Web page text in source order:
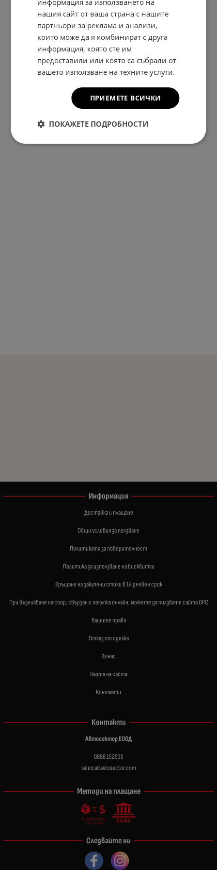
На страница по:
Информация
Доставка и плащане
Общи условия за ползване
Политиката за поверителност
Политика за използване на бисквитки
Връщане на закупени стоки в 14 дневен срок
При възникване на спор, свързан с покупка онлайн, можете да ползвате сайта ОРС
Вашите права
Отказ от сделка
За нас
Карта на сайта
Контакти
Контакти
Автосектор ЕООД
0888 152535
sales:at:avtosector.com
Методи на плащане
Следвайте ни
информация за използването на
нашия сайт от ваша страна с нашите
партньори за реклама и анализи,
които може да я комбинират с друга
информация, която сте им
предоставили или която са събрали от
вашето използване на техните услуги.
ПРИЕМЕТЕ ВСИЧКИ
ПОКАЖЕТЕ ПОДРОБНОСТИ